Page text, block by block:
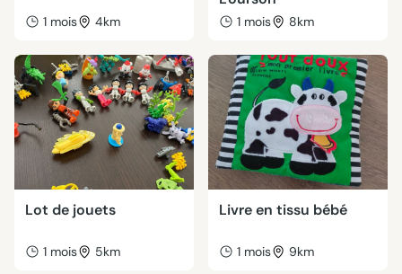
1 mois 4km 1 mois 8km
Lot de jouets
1 mois 5km
Livre en tissu bébé
1 mois 9km